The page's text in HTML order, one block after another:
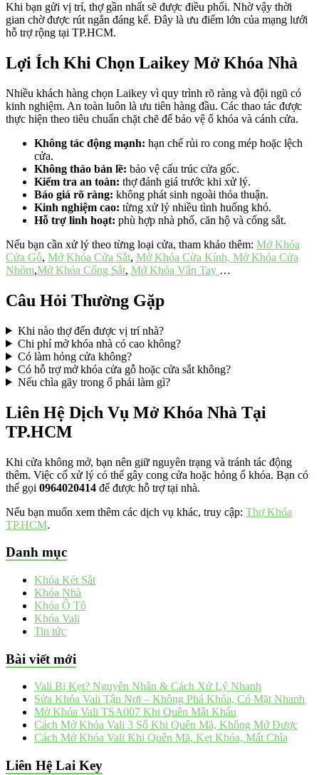
Khi bạn gửi vị trí, thợ gần nhất sẽ được điều phối. Nhờ vậy thời
gian chờ được rút ngắn đáng kể. Đây là ưu điểm lớn của mạng lưới
hỗ trợ rộng tại TP.HCM.
Lợi Ích Khi Chọn Laikey Mở Khóa Nhà
Nhiều khách hàng chọn Laikey vì quy trình rõ ràng và đội ngũ có
kinh nghiệm. An toàn luôn là ưu tiên hàng đầu. Các thao tác được
thực hiện theo tiêu chuẩn chặt chẽ để bảo vệ ổ khóa và cánh cửa.
Không tác động mạnh: hạn chế rủi ro cong mép hoặc lệch
cửa.
Không tháo bản lề: bảo vệ cấu trúc cửa gốc.
Kiểm tra an toàn: thợ đánh giá trước khi xử lý.
Báo giá rõ ràng: không phát sinh ngoài thỏa thuận.
Kinh nghiệm cao: từng xử lý nhiều tình huống khó.
Hỗ trợ linh hoạt: phù hợp nhà phố, căn hộ và cổng sắt.
Nếu bạn cần xử lý theo từng loại cửa, tham khảo thêm: Mở Khóa
Cửa Gỗ, Mở Khóa Cửa Sắt, Mở Khóa Cửa Kính, Mở Khóa Cửa
Nhôm,Mở Khóa Cổng Sắt, Mở Khóa Vân Tay …
Câu Hỏi Thường Gặp
Khi nào thợ đến được vị trí nhà?
Chi phí mở khóa nhà có cao không?
Có làm hỏng cửa không?
Có hỗ trợ mở khóa cửa gỗ hoặc cửa sắt không?
Nếu chìa gãy trong ổ phải làm gì?
Liên Hệ Dịch Vụ Mở Khóa Nhà Tại
TP.HCM
Khi cửa không mở, bạn nên giữ nguyên trạng và tránh tác động
thêm. Việc cố xử lý có thể gây cong cửa hoặc hỏng ổ khóa. Bạn có
thể gọi 0964020414 để được hỗ trợ tại nhà.
Nếu bạn muốn xem thêm các dịch vụ khác, truy cập: Thợ Khóa
TP.HCM.
Danh mục
Khóa Két Sắt
Khóa Nhà
Khóa Ô Tô
Khóa Vali
Tin tức
Bài viết mới
Vali Bị Kẹt? Nguyên Nhân & Cách Xử Lý Nhanh
Sửa Khóa Vali Tận Nơi – Không Phá Khóa, Có Mặt Nhanh
Mở Khóa Vali TSA007 Khi Quên Mật Khẩu
Cách Mở Khóa Vali 3 Số Khi Quên Mã, Không Mở Được
Cách Mở Khóa Vali Khi Quên Mã, Kẹt Khóa, Mất Chìa
Liên Hệ Lai Key